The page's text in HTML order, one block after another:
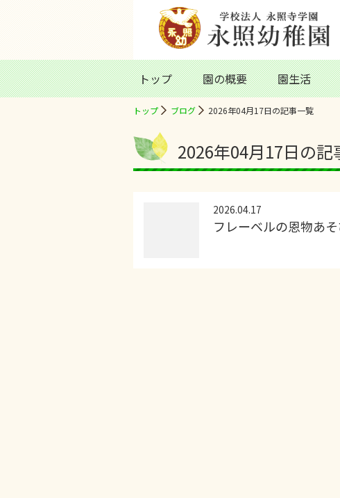
トップ 園の概要 園生活
トップ ブログ 2026年04月17日の記事一覧
2026年04月17日の記
2026.04.17
フレーベルの恩物あ